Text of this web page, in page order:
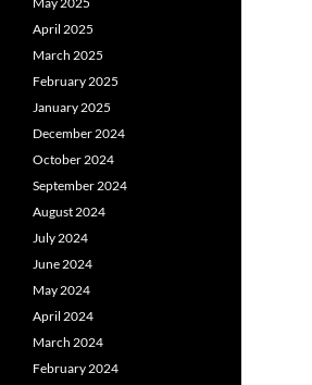
April 2025
March 2025
February 2025
January 2025
December 2024
October 2024
September 2024
August 2024
July 2024
June 2024
May 2024
April 2024
March 2024
February 2024